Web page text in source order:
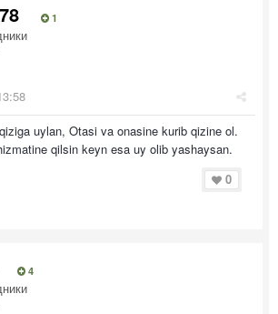
1
uylan, Otasi va onasine kurib qizine ol.
qilsin keyn esa uy olib yashaysan.
0
4